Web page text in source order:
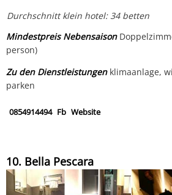
Durchschnitt klein hotel: 34 betten
Mindestpreis Nebensaison
person)
Zu den Dienstleistungenklimaanlage,
parken
0854914494 Fb Website
10. Bella Pescara